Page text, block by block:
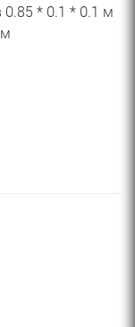
* 0.1 * 0.1 м